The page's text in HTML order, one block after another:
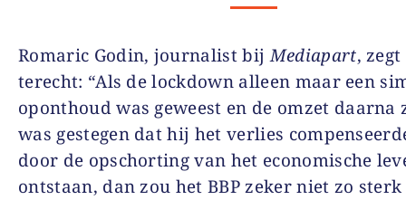
Romaric Godin, journalist bijMediapart,
terecht: “Als de lockdown alleen maar een
oponthoud was geweest en de omzet daarna
was gestegen dat hij het verlies
door de opschorting van het economische
ontstaan, dan zou het BBP zeker niet zo